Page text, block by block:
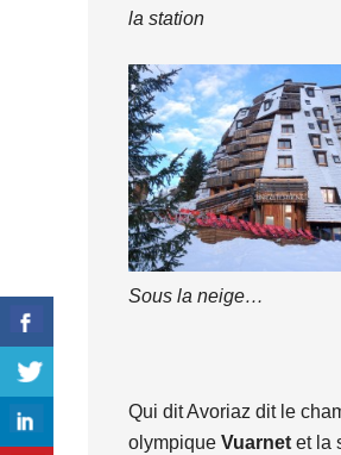
la station
Sous la neige…
Qui dit Avoriaz dit le
olympique Vuarnet et la